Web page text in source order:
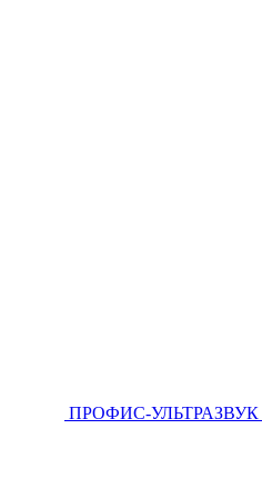
ПРОФИС-УЛЬТРАЗВУК